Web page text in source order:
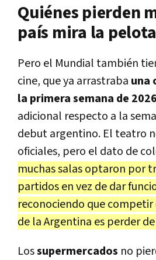
Quiénes pierden
país mira la pelota
Pero el Mundial también
cine, que ya arrastraba una
la primera semana de 2026
adicional respecto a la
debut argentino. El teatro
oficiales, pero el dato de
muchas salas optaron por
partidos en vez de dar
reconociendo que
de la Argentina es perder
Lossupermercados no